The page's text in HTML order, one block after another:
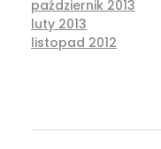
październik 2013
luty 2013
listopad 2012